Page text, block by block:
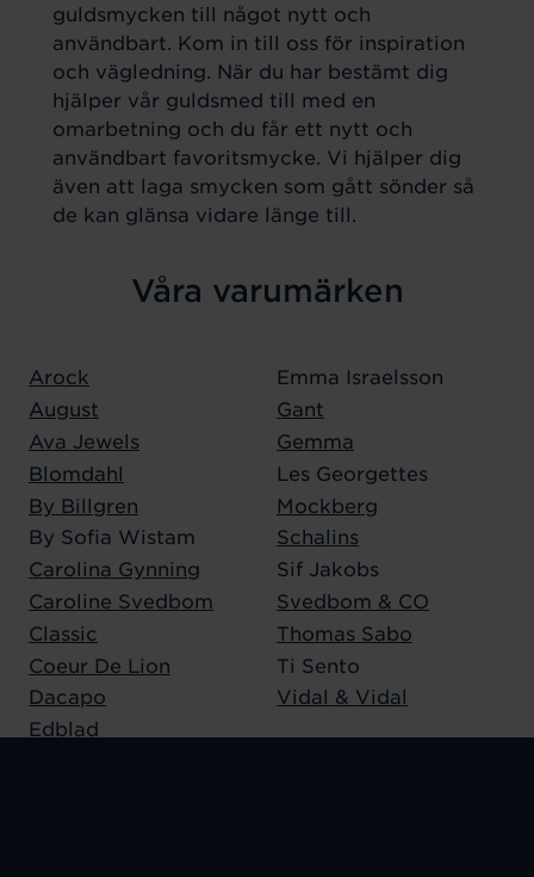
guldsmycken till något nytt och
användbart. Kom in till oss för inspiration
och vägledning. När du har bestämt dig
hjälper vår guldsmed till med en
omarbetning och du får ett nytt och
användbart favoritsmycke. Vi hjälper dig
även att laga smycken som gått sönder så
de kan glänsa vidare länge till.
Våra varumärken
Arock
August
Ava Jewels
Blomdahl
By Billgren
By Sofia Wistam
Carolina Gynning
Caroline Svedbom
Classic
Coeur De Lion
Dacapo
Edblad
Emma Israelsson
Gant
Gemma
Les Georgettes
Mockberg
Schalins
Sif Jakobs
Svedbom & CO
Thomas Sabo
Ti Sento
Vidal & Vidal